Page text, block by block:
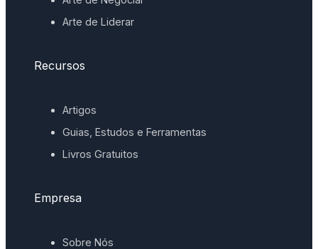
Arte de Liderar
Recursos
Artigos
Guias, Estudos e Ferramentas
Livros Gratuitos
Empresa
Sobre Nós